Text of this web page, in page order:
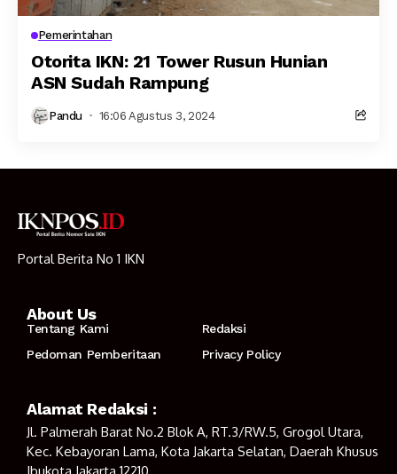
Pemerintahan
Otorita IKN: 21 Tower Rusun Hunian
ASN Sudah Rampung
Pandu 16:06 Agustus 3, 2024
Portal Berita No 1 IKN
About Us
Tentang Kami
Redaksi
Pedoman Pemberitaan
Privacy Policy
Alamat Redaksi :
Jl. Palmerah Barat No.2 Blok A, RT.3/RW.5, Grogol Utara,
Kec. Kebayoran Lama, Kota Jakarta Selatan, Daerah Khusus